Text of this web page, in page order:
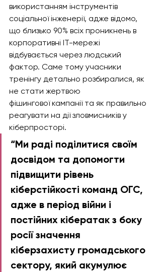
використанням інструментів
соціальної інженерії, адже відомо,
що близько 90% всіх проникнень в
корпоративні IT-мережі
відбувається через людський
фактор. Саме тому учасники
тренінгу детально розбиралися, як
не стати жертвою
фішингової кампанії та як правильно
реагувати на дії зловмисників у
кіберпросторі.
“Ми раді поділитися своїм
досвідом та допомогти
підвищити рівень
кіберстійкості команд ОГС,
адже в період війни і
постійних кібератак з боку
росії значення
кіберзахисту громадського
сектору, який акумулює